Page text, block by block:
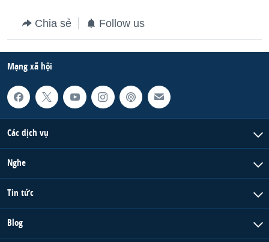
Chia sẻ Follow us
Mạng xã hội
Các dịch vụ
Nghe
Tin tức
Blog